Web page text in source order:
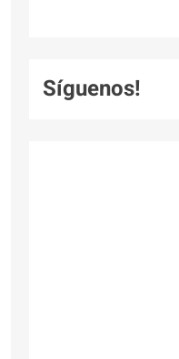
Síguenos!